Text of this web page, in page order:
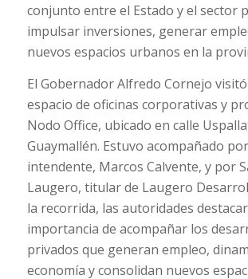
conjunto entre el Estado y el sector
impulsar inversiones, generar
nuevos espacios urbanos en la
El Gobernador Alfredo Cornejo
espacio de oficinas corporativas y
Nodo Office, ubicado en calle
Guaymallén. Estuvo acompañado
intendente, Marcos Calvente, y por
Laugero, titular de Laugero
la recorrida, las autoridades
importancia de acompañar los
privados que generan empleo,
economía y consolidan nuevos